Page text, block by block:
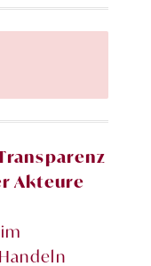
Akteure